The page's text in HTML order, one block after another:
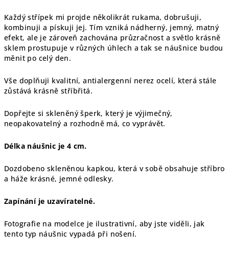
Každý střípek mi projde několikrát rukama, dobrušuji,
kombinuji a pískuji jej. Tím vzniká nádherný, jemný, matný
efekt, ale je zároveň zachována průzračnost a světlo krásně
sklem prostupuje v různých úhlech a tak se náušnice budou
měnit po celý den.
Vše doplňuji kvalitní, antialergenní nerez ocelí, která stále
zůstává krásně stříbřitá.
Dopřejte si skleněný šperk, který je výjimečný,
neopakovatelný a rozhodně má, co vyprávět.
Délka náušnic je 4 cm.
Dozdobeno skleněnou kapkou, která v sobě obsahuje stříbro
a háže krásné, jemné odlesky.
Zapínání je uzavíratelné.
Fotografie na modelce je ilustrativní, aby jste viděli, jak
tento typ náušnic vypadá při nošení.